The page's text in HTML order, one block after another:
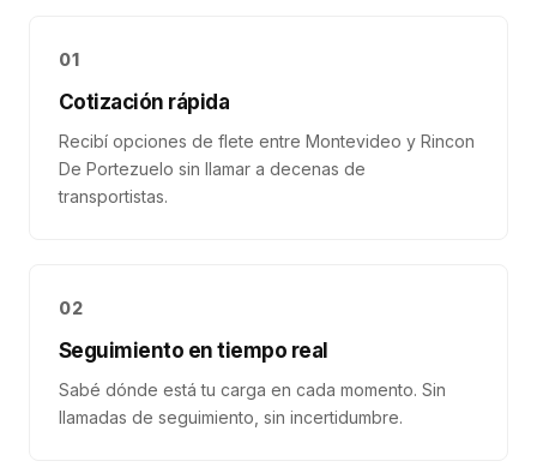
01
Cotización rápida
Recibí opciones de flete entre Montevideo y Rincon
De Portezuelo sin llamar a decenas de
transportistas.
02
Seguimiento en tiempo real
Sabé dónde está tu carga en cada momento. Sin
llamadas de seguimiento, sin incertidumbre.